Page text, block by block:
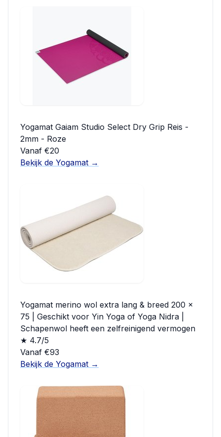
Yogamat Gaiam Studio Select Dry Grip Reis -
2mm - Roze
Vanaf €20
Bekijk de Yogamat →
Yogamat merino wol extra lang & breed 200 x
75 | Geschikt voor Yin Yoga of Yoga Nidra |
Schapenwol heeft een zelfreinigend vermogen
★ 4.7/5
Vanaf €93
Bekijk de Yogamat →